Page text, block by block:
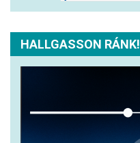
HALLGASSON RÁNK!